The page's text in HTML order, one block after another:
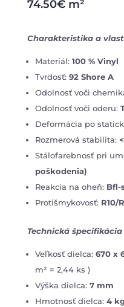
74.50€ m²
Charakteristika a
Materiál: 100 % Vinyl
Tvrdosť: 92 Shore A
Odolnosť voči
Odolnosť voči oderu:
Deformácia po
Rozmerová stabilita:
Stálofarebnosť pri
poškodenia)
Reakcia na oheň: Bfl-
Protišmykovosť: R10/
Technická špecifikácia
Veľkosť dielca: 670 x
m² = 2,44 ks )
Výška dielca: 7 mm
Hmotnosť dielca: 4